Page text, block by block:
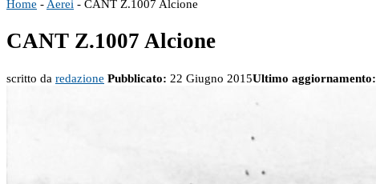
Home - Aerei - CANT Z.1007 Alcione
CANT Z.1007 Alcione
scritto da redazione Pubblicato: 22 Giugno 2015Ultimo aggiornamento: